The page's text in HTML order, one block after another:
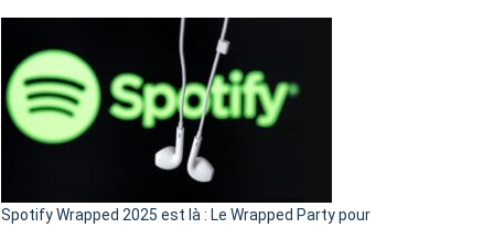
l’excuse
je
n’ai
pas
de
cash
»
Spotify Wrapped 2025 est là : Le Wrapped Party pour